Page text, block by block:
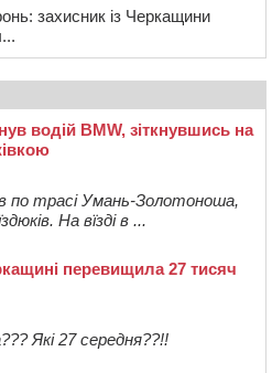
захисник із Черкащини
водій BMW, зіткнувшись на
по трасі Умань-Золотоноша,
На вїзді в ...
перевищила 27 тисяч
Які 27 середня??!!